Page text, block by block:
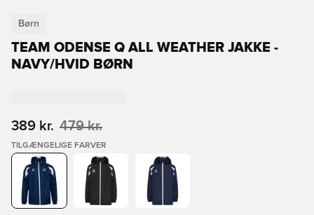
Børn
TEAM ODENSE Q ALL WEATHER JAKKE -
NAVY/HVID BØRN
389 kr. 479 kr.
TILGÆNGELIGE FARVER